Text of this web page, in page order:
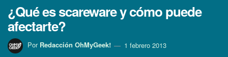
¿Qué es scareware y cómo puede
afectarte?
Por Redacción OhMyGeek! 1 febrero 2013